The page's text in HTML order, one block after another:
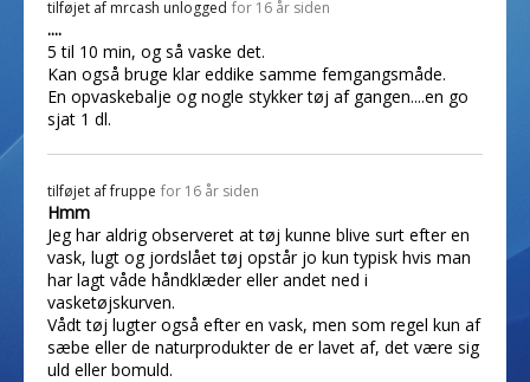
tilføjet af mrcash unlogged for 16 år siden
....
5 til 10 min, og så vaske det.
Kan også bruge klar eddike samme femgangsmåde.
En opvaskebalje og nogle stykker tøj af gangen....en go
sjat 1 dl.
tilføjet affruppe for 16 år siden
Hmm
Jeg har aldrig observeret at tøj kunne blive surt efter en
vask, lugt og jordslået tøj opstår jo kun typisk hvis man
har lagt våde håndklæder eller andet ned i
vasketøjskurven.
Vådt tøj lugter også efter en vask, men som regel kun af
sæbe eller de naturprodukter de er lavet af, det være sig
uld eller bomuld.